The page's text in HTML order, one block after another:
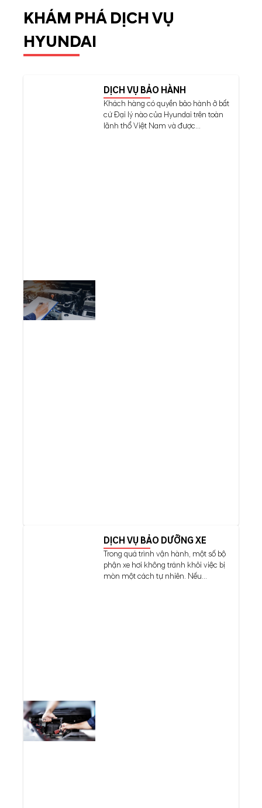
KHÁM PHÁ DỊCH VỤ
HYUNDAI
DỊCH VỤ BẢO HÀNH
Khách hàng có quyền bảo hành ở bất
cứ Đại lý nào của Hyundai trên toàn
lãnh thổ Việt Nam và được...
DỊCH VỤ BẢO DƯỠNG XE
Trong quá trình vận hành, một số bộ
phận xe hơi không tránh khỏi việc bị
mòn một cách tự nhiên. Nếu...